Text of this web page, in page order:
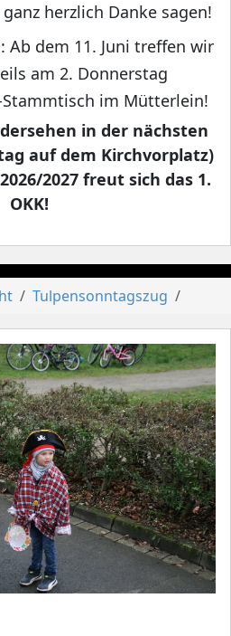
herzlich Danke sagen!
Ab dem 11. Juni treffen wir
am 2. Donnerstag
im Mütterlein!
in der nächsten
auf dem Kirchvorplatz)
2027 freut sich das 1.
OKK!
Tulpensonntagszug